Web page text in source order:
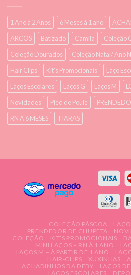
1 Ano à 2 Anos 6 Meses à 1 ano
ARCOS
Batizado Camila
Coleção
Coleção Dourados
Coleção Natal/ Ano
Hair Clips
Kit's Promocionais Laço
Laços Escolares
Laços G Laços M
Novidades
Pied de Poule
RN À 6 MESES
TIARAS
COLEÇÃO PÁSCOA
PRENDEDOR DE CHUPETA
COLEÇÃO
KIT’S PROMOCIONAIS
MINI LAÇOS – RN À 1 ANO
LAÇOS M – À PARTIR DE 1 ANO
HAIR-CLIPS
XUXINHAS
ACHADINHOS DA DEBY
LAÇOS
LAÇOS ESCOLARES